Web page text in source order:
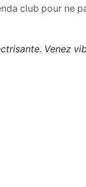
club pour ne
Venez